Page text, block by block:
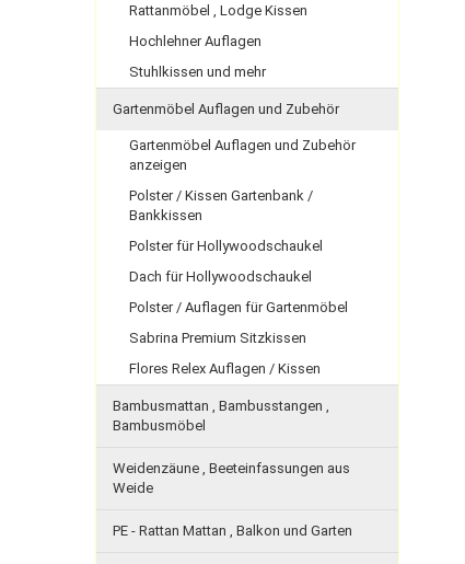
Rattanmöbel , Lodge Kissen
Hochlehner Auflagen
Stuhlkissen und mehr
Gartenmöbel Auflagen und Zubehör
Gartenmöbel Auflagen und Zubehör
anzeigen
Polster / Kissen Gartenbank /
Bankkissen
Polster für Hollywoodschaukel
Dach für Hollywoodschaukel
Polster / Auflagen für Gartenmöbel
Sabrina Premium Sitzkissen
Flores Relex Auflagen / Kissen
Bambusmattan , Bambusstangen ,
Bambusmöbel
Weidenzäune , Beeteinfassungen aus
Weide
PE - Rattan Mattan , Balkon und Garten